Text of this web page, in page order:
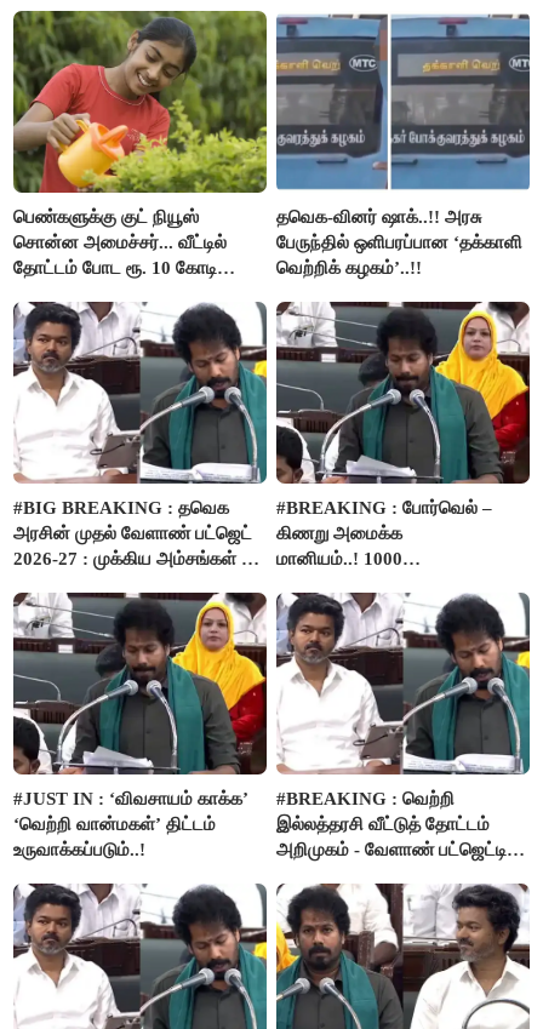
பெண்களுக்கு குட் நியூஸ்
சொன்ன அமைச்சர்... வீட்டில்
தோட்டம் போட ரூ. 10 கோடி
தவெக-வினர் ஷாக்..!! அரசு
பேருந்தில் ஒளிபரப்பான ‘தக்காளி
வெற்றிக் கழகம்’..!!
#BIG BREAKING : தவெக
அரசின் முதல் வேளாண் பட்ஜெட்
2026-27 : முக்கிய அம்சங்கள் ஓர்
#BREAKING : போர்வெல் –
கிணறு அமைக்க
மானியம்..! 1000
பம்புசெட் வழங்கப்படும்..!
#JUST IN : ‘விவசாயம் காக்க’
‘வெற்றி வான்மகள்’ திட்டம்
உருவாக்கப்படும்..!
#BREAKING : வெற்றி
இல்லத்தரசி வீட்டுத் தோட்டம்
அறிமுகம் - வேளாண் பட்ஜெட்டில்